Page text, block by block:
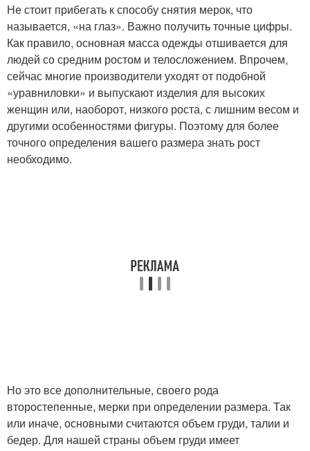
Не стоит прибегать к способу снятия мерок, что
называется, «на глаз». Важно получить точные цифры.
Как правило, основная масса одежды отшивается для
людей со средним ростом и телосложением. Впрочем,
сейчас многие производители уходят от подобной
«уравниловки» и выпускают изделия для высоких
женщин или, наоборот, низкого роста, с лишним весом и
другими особенностями фигуры. Поэтому для более
точного определения вашего размера знать рост
необходимо.
Но это все дополнительные, своего рода
второстепенные, мерки при определении размера. Так
или иначе, основными считаются объем груди, талии и
бедер. Для нашей страны объем груди имеет